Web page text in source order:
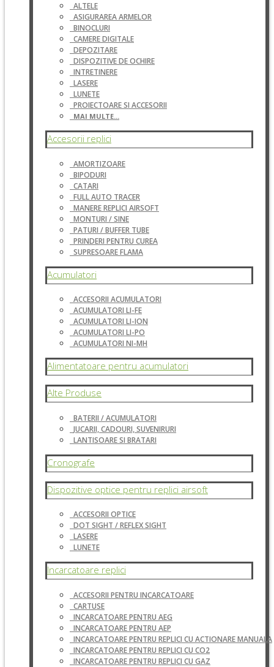
ALTELE
ASIGURAREA ARMELOR
BINOCLURI
CAMERE DIGITALE
DEPOZITARE
DISPOZITIVE DE OCHIRE
INTRETINERE
LASERE
LUNETE
PROIECTOARE SI ACCESORII
MAI MULTE...
Accesorii replici
AMORTIZOARE
BIPODURI
CATARI
FULL AUTO TRACER
MANERE REPLICI AIRSOFT
MONTURI / SINE
PATURI / BUFFER TUBE
PRINDERI PENTRU CUREA
SUPRESOARE FLAMA
Acumulatori
ACCESORII ACUMULATORI
ACUMULATORI LI-FE
ACUMULATORI LI-ION
ACUMULATORI LI-PO
ACUMULATORI NI-MH
Alimentatoare pentru acumulatori
Alte Produse
BATERII / ACUMULATORI
JUCARII, CADOURI, SUVENIRURI
LANTISOARE SI BRATARI
Cronografe
Dispozitive optice pentru replici airsoft
ACCESORII OPTICE
DOT SIGHT / REFLEX SIGHT
LASERE
LUNETE
Incarcatoare replici
ACCESORII PENTRU INCARCATOARE
CARTUSE
INCARCATOARE PENTRU AEG
INCARCATOARE PENTRU AEP
INCARCATOARE PENTRU REPLICI CU ACTIONARE MANUALA
INCARCATOARE PENTRU REPLICI CU CO2
INCARCATOARE PENTRU REPLICI CU GAZ